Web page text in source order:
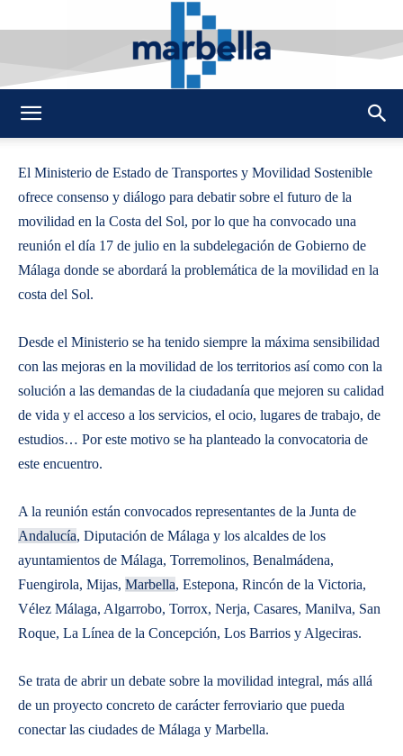
El Ministerio de Estado de Transportes y Movilidad Sostenible
ofrece consenso y diálogo para debatir sobre el futuro de la
movilidad en la Costa del Sol, por lo que ha convocado una
reunión el día 17 de julio en la subdelegación de Gobierno de
Málaga donde se abordará la problemática de la movilidad en la
costa del Sol.
Desde el Ministerio se ha tenido siempre la máxima sensibilidad
con las mejoras en la movilidad de los territorios así como con la
solución a las demandas de la ciudadanía que mejoren su calidad
de vida y el acceso a los servicios, el ocio, lugares de trabajo, de
estudios… Por este motivo se ha planteado la convocatoria de
este encuentro.
A la reunión están convocados representantes de la Junta de
Andalucía, Diputación de Málaga y los alcaldes de los
ayuntamientos de Málaga, Torremolinos, Benalmádena,
Fuengirola, Mijas, Marbella, Estepona, Rincón de la Victoria,
Vélez Málaga, Algarrobo, Torrox, Nerja, Casares, Manilva, San
Roque, La Línea de la Concepción, Los Barrios y Algeciras.
Se trata de abrir un debate sobre la movilidad integral, más allá
de un proyecto concreto de carácter ferroviario que pueda
conectar las ciudades de Málaga y Marbella.